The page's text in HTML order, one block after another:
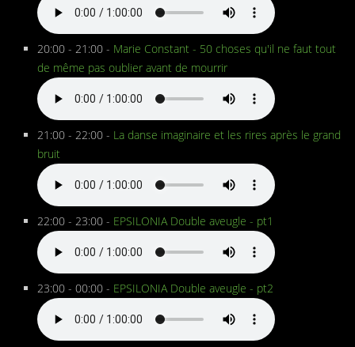
20:00 - 21:00 - Marie Constant - 50 choses qu'il ne faut tout
de même pas oublier avant de mourrir
21:00 - 22:00 - La danse imaginaire et les rires après le grand
bruit
22:00 - 23:00 - EPSILONIA Double aveugle - pt1
23:00 - 00:00 - EPSILONIA Double aveugle - pt2